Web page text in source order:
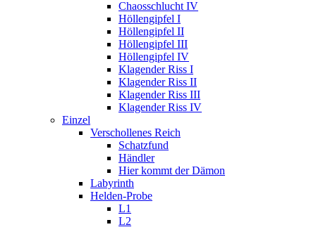
Chaosschlucht IV
Höllengipfel I
Höllengipfel II
Höllengipfel III
Höllengipfel IV
Klagender Riss I
Klagender Riss II
Klagender Riss III
Klagender Riss IV
Einzel
Verschollenes Reich
Schatzfund
Händler
Hier kommt der Dämon
Labyrinth
Helden-Probe
L1
L2